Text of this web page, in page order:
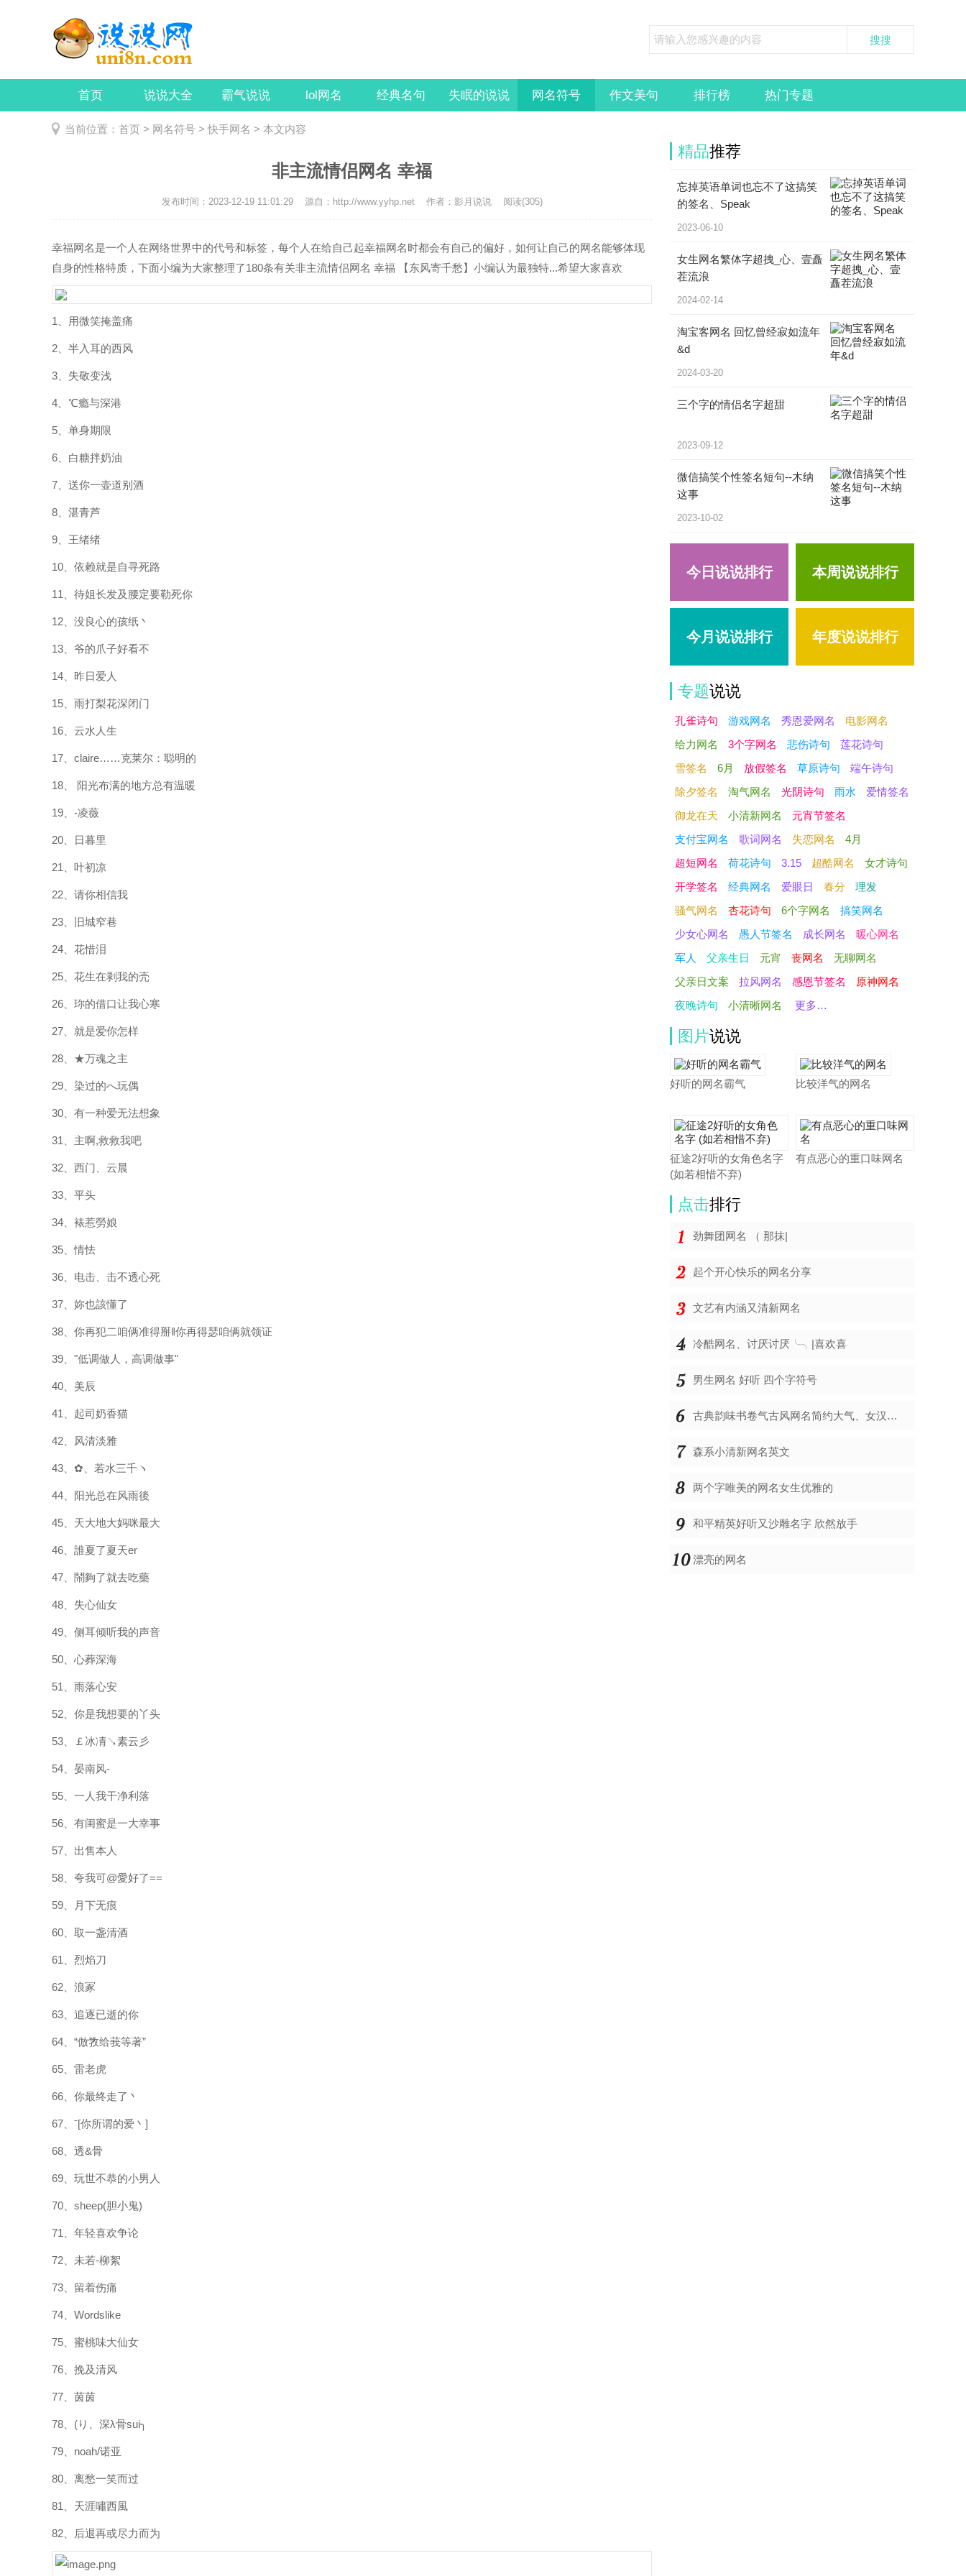
首页 说说大全 霸气说说 lol网名 经典名句 失眠的说说 网名符号 作文美句 排行榜 热门专题
当前位置： 首页 > 网名符号 > 快手网名 > 本文内容
非主流情侣网名 幸福
发布时间：2023-12-19 11:01:29 源自：http://www.yyhp.net 作者：影月说说 阅读(305)
幸福网名是一个人在网络世界中的代号和标签，每个人在给自己起幸福网名时都会有自己的偏好，如何让自己的网名能够体现
自身的性格特质，下面小编为大家整理了180条有关非主流情侣网名 幸福 【东风寄千愁】小编认为最独特...希望大家喜欢
1、用微笑掩盖痛
2、半入耳的西风
3、失敬变浅
4、℃瘾与深港
5、单身期限
6、白糖拌奶油
7、送你一壶道别酒
8、湛青芦
9、王绪绪
10、依赖就是自寻死路
11、待姐长发及腰定要勒死你
12、没良心的孩纸丶
13、爷的爪子好看不
14、昨日爱人
15、雨打梨花深闭门
16、云水人生
17、claire……克莱尔：聪明的
18、 阳光布满的地方总有温暖
19、-凌薇
20、日暮里
21、叶初凉
22、请你相信我
23、旧城窄巷
24、花惜泪
25、花生在剥我的壳
26、珎的借口让我心寒
27、就是爱你怎样
28、★万魂之主
29、染过的へ玩偶
30、有一种爱无法想象
31、主啊,救救我吧
32、西门、云晨
33、平头
34、裱惹勞娘
35、情怯
36、电击、击不透心死
37、妳也該懂了
38、你再犯二咱俩准得掰‖你再得瑟咱俩就领证
39、"低调做人，高调做事"
40、美辰
41、起司奶香猫
42、风清淡雅
43、✿、若水三千ヽ
44、阳光总在风雨後
45、天大地大妈咪最大
46、誰夏了夏天er
47、鬧夠了就去吃藥
48、失心仙女
49、侧耳倾听我的声音
50、心葬深海
51、雨落心安
52、你是我想要的丫头
53、￡冰凊↘素云彡
54、晏南风-
55、一人我干净利落
56、有闺蜜是一大幸事
57、出售本人
58、夸我可@愛好了==
59、月下无痕
60、取一盏清酒
61、烈焰刀
62、浪冢
63、追逐已逝的你
64、“倣敩给莪等著”
65、雷老虎
66、你最终走了丶
67、ˉ[你所谓的爱丶]
68、透&骨
69、玩世不恭的小男人
70、sheep(胆小鬼)
71、年轻喜欢争论
72、未若-柳絮
73、留着伤痛
74、Wordslike
75、蜜桃味大仙女
76、挽及清风
77、茵茵
78、(り、深λ骨sui╮
79、noah/诺亚
80、离愁一笑而过
81、天涯嘯西風
82、后退再或尽力而为
精品推荐
忘掉英语单词也忘不了这搞笑
的签名、Speak
2023-06-10
女生网名繁体字超拽_心、壹矗
茬流浪
2024-02-14
淘宝客网名 回忆曾经寂如流年
&d
2024-03-20
三个字的情侣名字超甜
2023-09-12
微信搞笑个性签名短句--木纳
这事
2023-10-02
今日说说排行 本周说说排行
今月说说排行 年度说说排行
专题说说
孔雀诗句 游戏网名 秀恩爱网名
电影网名
给力网名
3个字网名 悲伤诗句
莲花诗句
雪签名
6月 放假签名 草原诗句
端午诗句
除夕签名
淘气网名 光阴诗句 雨水
爱情签名
御龙在天
小清新网名
元宵节签名
支付宝网名
歌词网名 失恋网名
4月
超短网名
荷花诗句 3.15 超酷网名
女才诗句
开学签名
经典网名 爱眼日 春分
理发
骚气网名
杏花诗句 6个字网名
搞笑网名
少女心网名
愚人节签名 成长网名
暖心网名
军人
父亲生日 元宵 丧网名
无聊网名
父亲日文案
拉风网名 感恩节签名
原神网名
夜晚诗句
小清晰网名 更多…
图片说说
好听的网名霸气 比较洋气的网名
征途2好听的女角色名字
(如若相惜不弃)
有点恶心的重口味网名
点击排行
劲舞团网名 （ 那抹|
起个开心快乐的网名分享
文艺有内涵又清新网名
冷酷网名、讨厌讨厌╰╮|喜欢喜
男生网名 好听 四个字符号
古典韵味书卷气古风网名简约大气、女汉子笑的真心酸i
森系小清新网名英文
两个字唯美的网名女生优雅的
和平精英好听又沙雕名字 欣然放手
漂亮的网名